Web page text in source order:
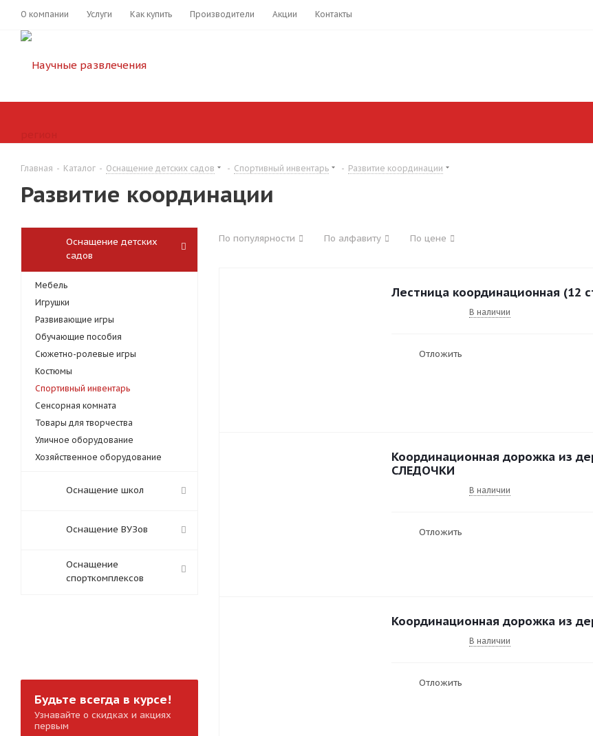
О компании Услуги Как купить Производители Акции Контакты
Главная - Каталог - Оснащение детских садов - Спортивный инвентарь - Развитие координации
Развитие координации
По популярности По алфавиту По цене
Лестница координационная (12
В наличии
Отложить
Координационная дорожка из
СЛЕДОЧКИ
В наличии
Отложить
Координационная дорожка из
В наличии
Отложить
Оснащение детских
садов
Мебель
Игрушки
Развивающие игры
Обучающие пособия
Сюжетно-ролевые игры
Костюмы
Спортивный инвентарь
Сенсорная комната
Товары для творчества
Уличное оборудование
Хозяйственное оборудование
Оснащение школ
Оснащение ВУЗов
Оснащение
спорткомплексов
Будьте всегда в курсе!
Узнавайте о скидках и акциях
первым